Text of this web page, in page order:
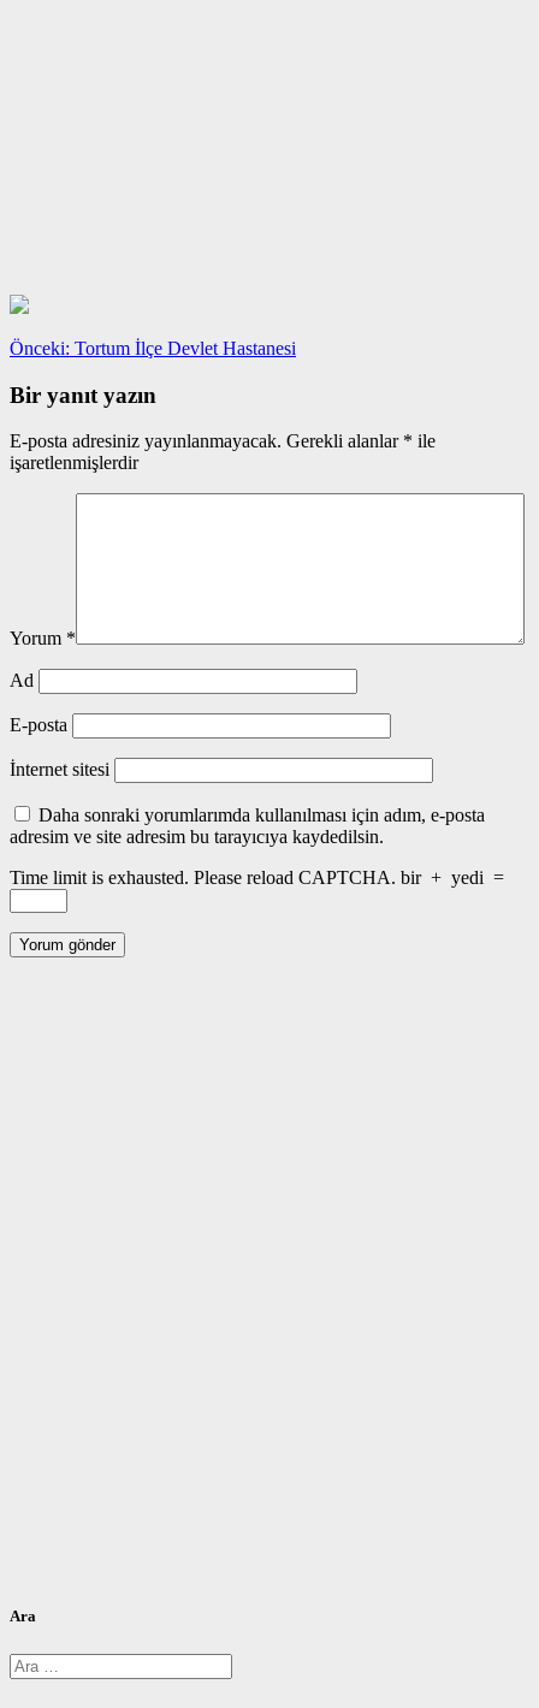
Yazı
gezinmesi
Önceki: Önceki
Tortum İlçe Devlet Hastanesi
Bir yanıt yazın
E-posta adresiniz yayınlanmayacak. Gerekli alanlar * ile
işaretlenmişlerdir
Yorum *
Ad
E-posta
İnternet sitesi
Daha sonraki yorumlarımda kullanılması için adım, e-posta
adresim ve site adresim bu tarayıcıya kaydedilsin.
Time limit is exhausted. Please reload CAPTCHA. bir + yedi =
Ara
Arama: